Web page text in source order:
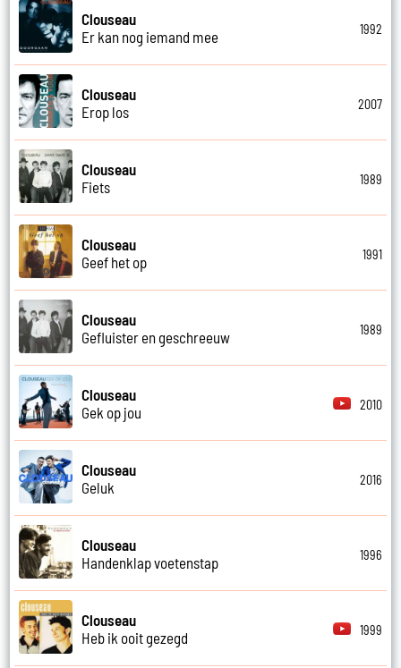
Clouseau
Er kan nog iemand mee
1992
Clouseau
Erop los
2007
Clouseau
Fiets
1989
Clouseau
Geef het op
1991
Clouseau
Gefluister en geschreeuw
1989
Clouseau
Gek op jou
2010
Clouseau
Geluk
2016
Clouseau
Handenklap voetenstap
1996
Clouseau
Heb ik ooit gezegd
1999